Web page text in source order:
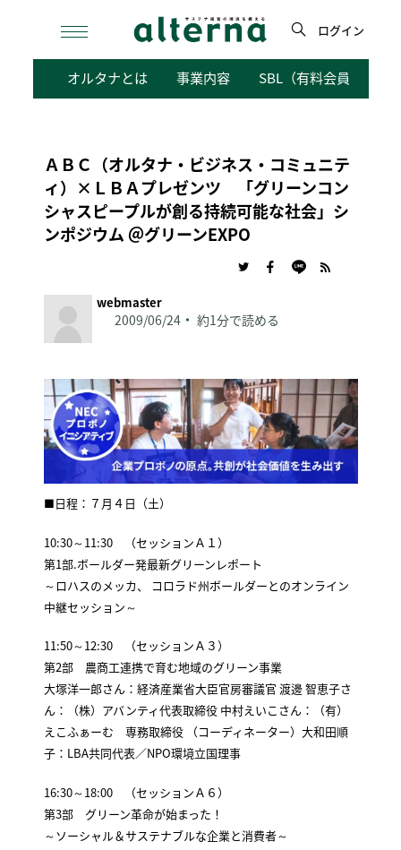
検
ログイン
オルタナとは 事業内容 SBL（有料会員向けサ
ＡＢＣ（オルタナ・ビジネス・コミュニテ
ィ）×ＬＢＡプレゼンツ 「グリーンコン
シャスピープルが創る持続可能な社会」シ
ンポジウム ＠グリーンEXPO
webmaster
2009/06/24 約1分で読める
■日程：７月４日（土）
10:30～11:30 （セッションＡ１）
第1部.ボールダー発最新グリーンレポート
～ロハスのメッカ、 コロラド州ボールダーとのオンライン
中継セッション～
11:50～12:30 （セッションＡ３）
第2部 農商工連携で育む地域のグリーン事業
大塚洋一郎さん：経済産業省大臣官房審議官 渡邊 智恵子さ
ん：（株）アバンティ代表取締役 中村えいこさん：（有）
えこふぁーむ 専務取締役 （コーディネーター）大和田順
子：LBA共同代表／NPO環境立国理事
16:30～18:00 （セッションＡ６）
第3部 グリーン革命が始まった！
～ソーシャル＆サステナブルな企業と消費者～